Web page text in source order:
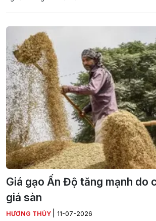
Giá gạo Ấn Độ tăng mạnh do
giá sàn
HƯƠNG THỦY 11-07-2026